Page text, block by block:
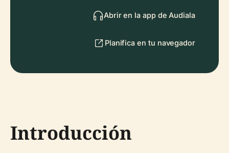
Abrir en la app de Audiala
Planifica en tu navegador
Introducción